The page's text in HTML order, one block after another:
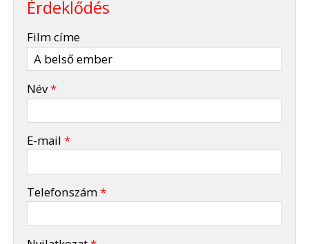
Érdeklődés
Film címe
Név*
E-mail*
Telefonszám*